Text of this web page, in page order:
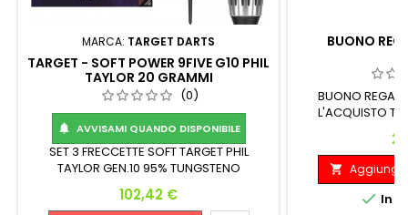
MARCA: TARGET DARTS
TARGET - SOFT POWER 9FIVE G10 PHIL
TAYLOR 20 GRAMMI
(0)
 AVVISAMI QUANDO DISPONIBILE
SET 3 FRECCETTE SOFT TARGET PHIL
TAYLOR GEN.10 95% TUNGSTENO
Prezzo
102,42 €
BUONO
BUONO
L'ACQUISTO TI
 Aggiungi
 In